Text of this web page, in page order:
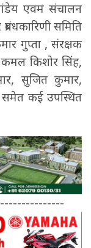
पांडेय एवम संचालन
समिति
गुप्ता , संरक्षक
कमल किशोर सिंह,
सुजित कुमार,
समेत कई उपस्थित